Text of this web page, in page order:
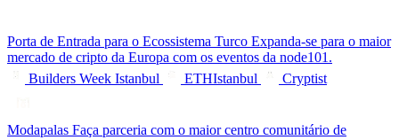
Porta de Entrada para o Ecossistema Turco Expanda-se para o maior
mercado de cripto da Europa com os eventos da node101.
Builders Week Istanbul
ETHIstanbul Cryptist
Modapalas Faça parceria com o maior centro comunitário de